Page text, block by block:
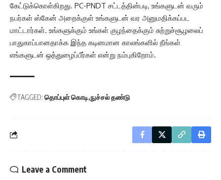
கேட்டுக்கொள்கிறது. PC-PNDT சட்டத்தின்படி, உங்களுடன் வரும்
நபர்கள் ஸ்கேன் அறைக்குள் உங்களுடன் வர அனுமதிக்கப்பட
மாட்டார்கள். உங்களுக்கும் உங்கள் குழந்தைக்கும் சுற்றுச்சூழலைப்
பாதுகாப்பானதாக்க இந்த கடினமான காலங்களில் நீங்கள்
எங்களுடன் ஒத்துழைப்பீர்கள் என்று நம்புகிறோம்.
TAGGED: தொப்புள் கொடி நுச்சல் தண்டு
Leave a Comment